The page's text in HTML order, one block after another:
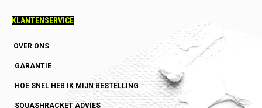
KLANTENSERVICE
OVER ONS
GARANTIE
HOE SNEL HEB IK MIJN BESTELLING
SQUASHRACKET ADVIES